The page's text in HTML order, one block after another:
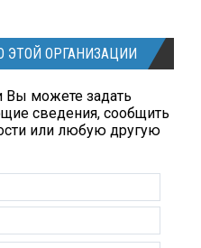
ЭТОЙ ОРГАНИЗАЦИИ
Вы можете задать
сведения, сообщить
или любую другую